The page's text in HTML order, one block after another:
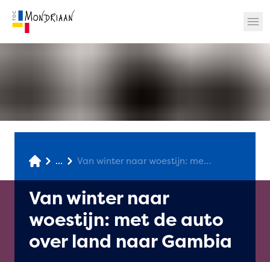
... Van winter naar woestijn: met de auto over land naar Gambia
Van winter naar
woestijn: met de auto
over land naar Gambia